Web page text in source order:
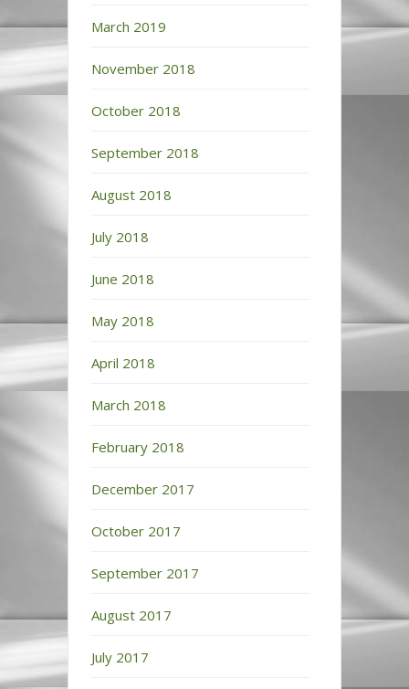
March 2019
November 2018
October 2018
September 2018
August 2018
July 2018
June 2018
May 2018
April 2018
March 2018
February 2018
December 2017
October 2017
September 2017
August 2017
July 2017